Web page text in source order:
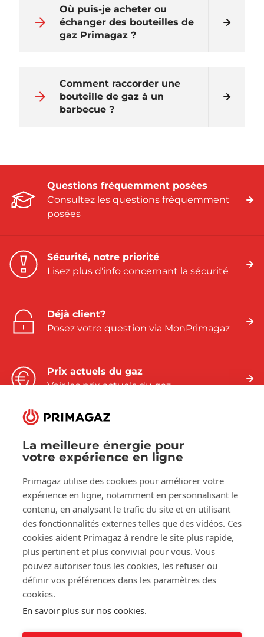
La meilleure énergie pour
votre expérience en ligne
Primagaz utilise des cookies pour améliorer votre
expérience en ligne, notamment en personnalisant le
contenu, en analysant le trafic du site et en utilisant
des fonctionnalités externes telles que des vidéos. Ces
cookies aident Primagaz à rendre le site plus rapide,
plus pertinent et plus convivial pour vous. Vous
pouvez autoriser tous les cookies, les refuser ou
définir vos préférences dans les paramètres des
cookies.
En savoir plus sur nos cookies.
Où puis-je acheter ou
échanger des bouteilles de
gaz Primagaz ?
Comment raccorder une
bouteille de gaz à un
barbecue ?
Questions fréquemment posées
Consultez les questions fréquemment
posées
Sécurité, notre priorité
Lisez plus d'info concernant la sécurité
Déjà client?
Posez votre question via MonPrimagaz
Prix actuels du gaz
Voir les prix actuels du gaz
Suivez-nous sur:
Facebook
LinkedInYouTube
À propos de Primagaz
Aide et conseil
Nos outils